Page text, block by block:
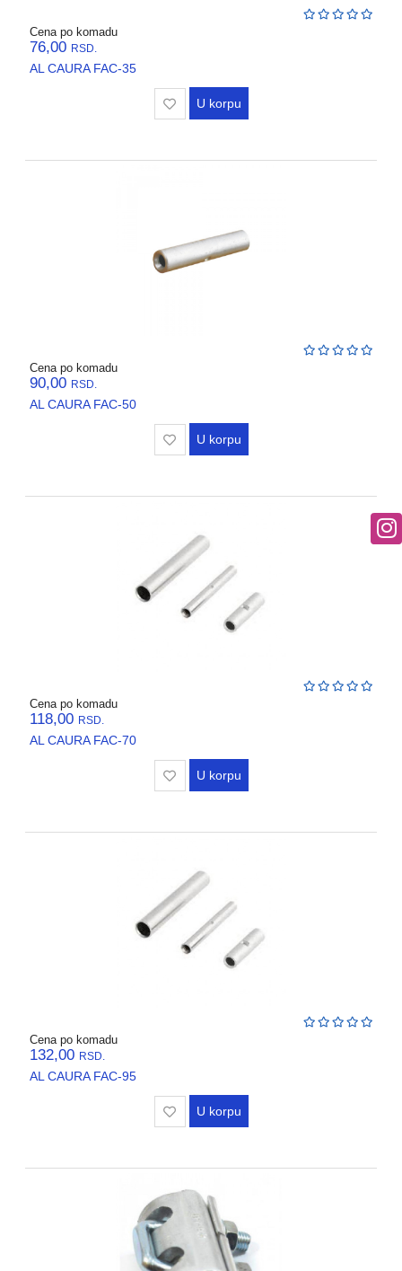
Cena po komadu
76,00 RSD.
AL CAURA FAC-35
U korpu
Cena po komadu
90,00 RSD.
AL CAURA FAC-50
U korpu
Cena po komadu
118,00 RSD.
AL CAURA FAC-70
U korpu
Cena po komadu
132,00 RSD.
AL CAURA FAC-95
U korpu